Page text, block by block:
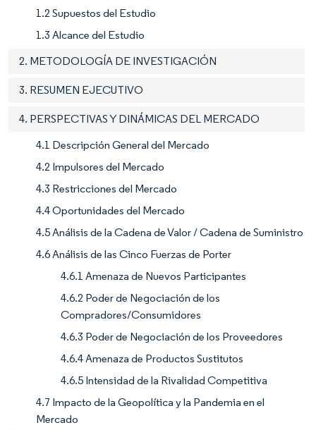
1.2 Supuestos del Estudio
1.3 Alcance del Estudio
2. METODOLOGÍA DE INVESTIGACIÓN
3. RESUMEN EJECUTIVO
4. PERSPECTIVAS Y DINÁMICAS DEL MERCADO
4.1 Descripción General del Mercado
4.2 Impulsores del Mercado
4.3 Restricciones del Mercado
4.4 Oportunidades del Mercado
4.5 Análisis de la Cadena de Valor / Cadena de Suministro
4.6 Análisis de las Cinco Fuerzas de Porter
4.6.1 Amenaza de Nuevos Participantes
4.6.2 Poder de Negociación de los
Compradores/Consumidores
4.6.3 Poder de Negociación de los Proveedores
4.6.4 Amenaza de Productos Sustitutos
4.6.5 Intensidad de la Rivalidad Competitiva
4.7 Impacto de la Geopolítica y la Pandemia en el
Mercado